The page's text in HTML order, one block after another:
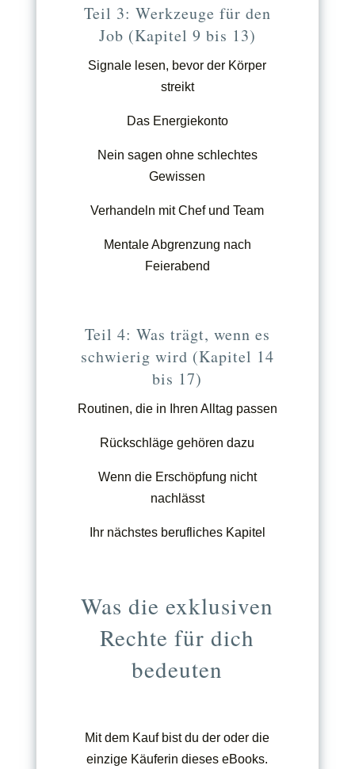
Teil 3: Werkzeuge für den
Job (Kapitel 9 bis 13)
Signale lesen, bevor der Körper
streikt
Das Energiekonto
Nein sagen ohne schlechtes
Gewissen
Verhandeln mit Chef und Team
Mentale Abgrenzung nach
Feierabend
Teil 4: Was trägt, wenn es
schwierig wird (Kapitel 14
bis 17)
Routinen, die in Ihren Alltag passen
Rückschläge gehören dazu
Wenn die Erschöpfung nicht
nachlässt
Ihr nächstes berufliches Kapitel
Was die exklusiven
Rechte für dich
bedeuten
Mit dem Kauf bist du der oder die
einzige Käuferin dieses eBooks.